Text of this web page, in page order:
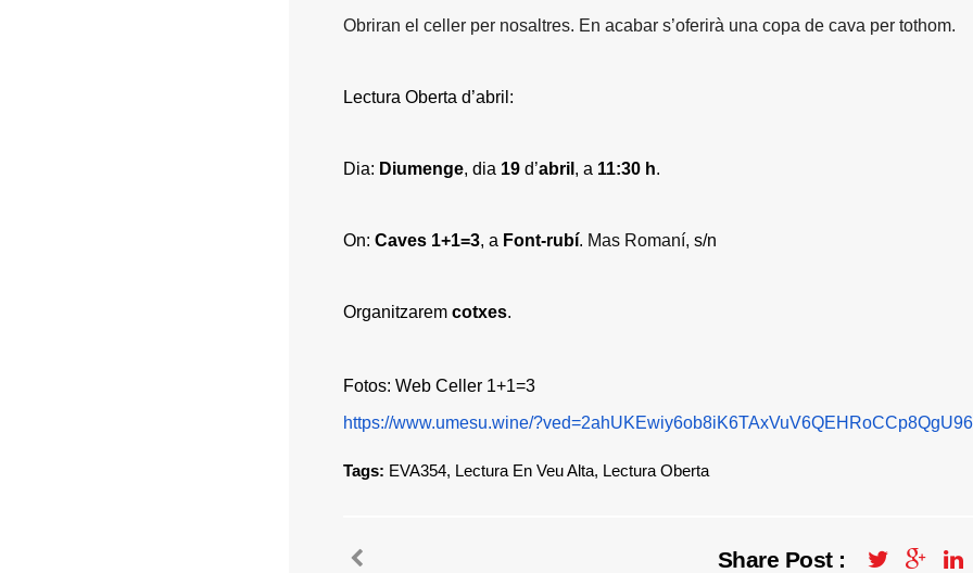
Obriran el celler per nosaltres. En acabar s’oferirà una copa de cava per tothom.
Lectura Oberta d’abril:
Dia: Diumenge, dia 19 d’abril , a 11:30 h.
On: Caves 1+1=3, a Font-rubí. Mas Romaní, s/n
Organitzarem cotxes.
Fotos: Web Celler 1+1=3
https://www.umesu.wine/
Tags: EVA354, Lectura En Veu Alta, Lectura Oberta
Share Post :